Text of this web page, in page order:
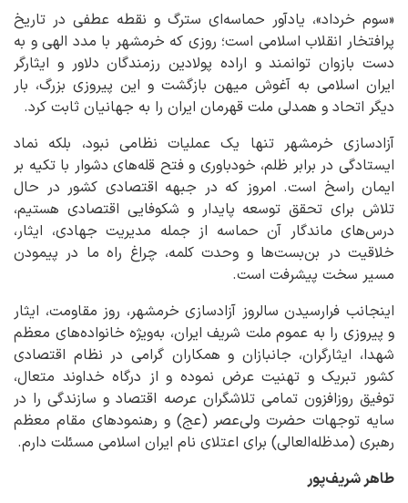
«سوم خرداد»، یادآور حماسه‌ای سترگ و نقطه عطفی در تاریخ
پرافتخار انقلاب اسلامی است؛ روزی که خرمشهر با مدد الهی و به
دست بازوان توانمند و اراده پولادین رزمندگان دلاور و ایثارگر
ایران اسلامی به آغوش میهن بازگشت و این پیروزی بزرگ، بار
دیگر اتحاد و همدلی ملت قهرمان ایران را به جهانیان ثابت کرد.
آزادسازی خرمشهر تنها یک عملیات نظامی نبود، بلکه نماد
ایستادگی در برابر ظلم، خودباوری و فتح قله‌های دشوار با تکیه بر
ایمان راسخ است. امروز که در جبهه اقتصادی کشور در حال
تلاش برای تحقق توسعه پایدار و شکوفایی اقتصادی هستیم،
درس‌های ماندگار آن حماسه از جمله مدیریت جهادی، ایثار،
خلاقیت در بن‌بست‌ها و وحدت کلمه، چراغ راه ما در پیمودن
مسیر سخت پیشرفت است.
اینجانب فرارسیدن سالروز آزادسازی خرمشهر، روز مقاومت، ایثار
و پیروزی را به عموم ملت شریف ایران، به‌ویژه خانواده‌های معظم
شهدا، ایثارگران، جانبازان و همکاران گرامی در نظام اقتصادی
کشور تبریک و تهنیت عرض نموده و از درگاه خداوند متعال،
توفیق روزافزون تمامی تلاشگران عرصه اقتصاد و سازندگی را در
سایه توجهات حضرت ولی‌عصر (عج) و رهنمودهای مقام معظم
رهبری (مدظله‌العالی) برای اعتلای نام ایران اسلامی مسئلت دارم.
طاهر شریف‌پور